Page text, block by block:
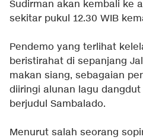
Sudirman akan kembali ke
sekitar pukul 12.30 WIB
Pendemo yang terlihat
beristirahat di sepanjang
makan siang, sebagaian
diiringi alunan lagu
berjudul Sambalado.
Menurut salah seorang